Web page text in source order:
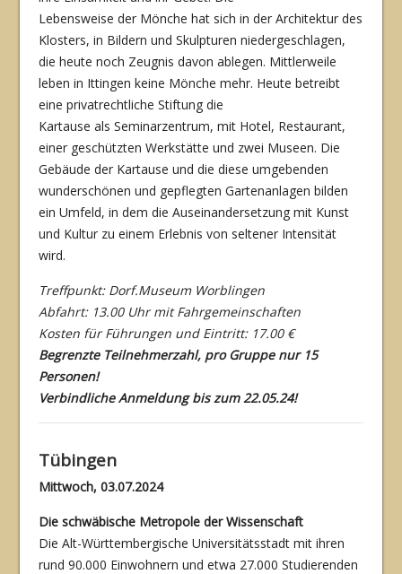
Lebensweise der Mönche hat sich in der Architektur des
Klosters, in Bildern und Skulp­turen niedergeschlagen,
die heute noch Zeugnis davon ablegen. Mittlerweile
leben in Ittin­gen keine Mönche mehr. Heute betreibt
eine privatrechtliche Stiftung die
Kartause als Seminarzentrum, mit Hotel, Restaurant,
einer geschützten Werkstätte und zwei Museen. Die
Gebäude der Kartause und die diese umgebenden
wunderschönen und ge­pflegten Gartenanlagen bilden
ein Umfeld, in dem die Auseinandersetzung mit Kunst
und Kultur zu einem Erlebnis von seltener Intensität
wird.
Treffpunkt: Dorf.Museum Worblingen
Abfahrt: 13.00 Uhr mit Fahrgemeinschaften
Kosten für Führungen und Eintritt: 17.00 €
Begrenzte Teilnehmerzahl, pro Gruppe nur 15
Personen!
Verbindliche Anmeldung bis zum 22.05.24!
Tübingen
Mittwoch, 03.07.2024
Die schwäbische Metropole der Wissenschaft
Die Alt-Württembergische Universitätsstadt mit ihren
rund 90.000 Einwohnern und etwa 27.000 Studierenden